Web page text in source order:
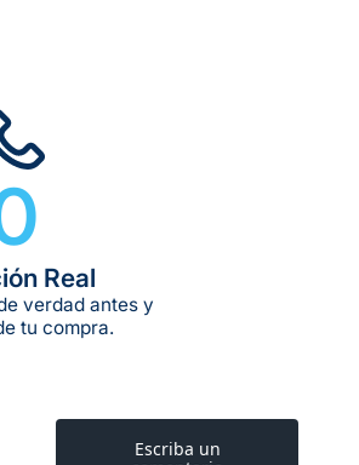
días hábiles
Real
verdad antes y
tu compra.